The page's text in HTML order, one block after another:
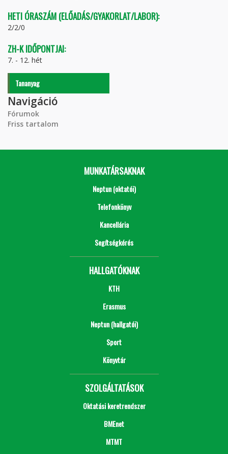
HETI ÓRASZÁM (ELŐADÁS/GYAKORLAT/LABOR):
2/2/0
ZH-K IDŐPONTJAI:
7. - 12. hét
Tananyag
Navigáció
Fórumok
Friss tartalom
MUNKATÁRSAKNAK
Neptun (oktatói)
Telefonkönyv
Kancellária
Segítségkérés
HALLGATÓKNAK
KTH
Erasmus
Neptun (hallgatói)
Sport
Könyvtár
SZOLGÁLTATÁSOK
Oktatási keretrendszer
BMEnet
MTMT